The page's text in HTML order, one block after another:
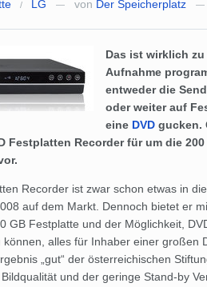
/ LG — von Der Speicherplatz —
Das ist wirklich
Aufnahme
entweder die
oder weiter auf
eine DVD gucken.
Festplatten Recorder für um die
Recorder ist zwar schon etwas in
auf dem Markt. Dennoch bietet er
GB Festplatte und der Möglichkeit,
alles für Inhaber einer großen
„gut“ der österreichischen
und der geringe Stand-by